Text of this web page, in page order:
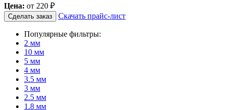
Цена: от 220 ₽
Сделать заказ Скачать прайс-лист
Популярные фильтры:
2 мм
10 мм
5 мм
4 мм
3.5 мм
3 мм
2.5 мм
1.8 мм